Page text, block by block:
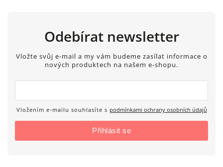
Odebírat newsletter
Vložte svůj e-mail a my vám budeme zasílat informace o
nových produktech na našem e-shopu.
Vložením e-mailu souhlasíte s podmínkami ochrany osobních údajů
Přihlásit se